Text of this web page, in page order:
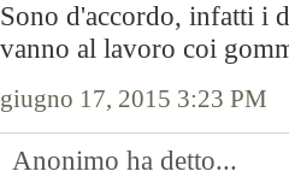
Sono d'accordo, infatti i
vanno al lavoro coi
giugno 17, 2015 3:23 PM
Anonimo ha detto...